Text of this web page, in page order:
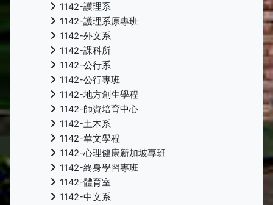
1142-護理系
1142-護理系原專班
1142-外文系
1142-課科所
1142-公行系
1142-公行專班
1142-地方創生學程
1142-師資培育中心
1142-土木系
1142-華文學程
1142-心理健康新加坡專班
1142-終身學習專班
1142-體育室
1142-中文系